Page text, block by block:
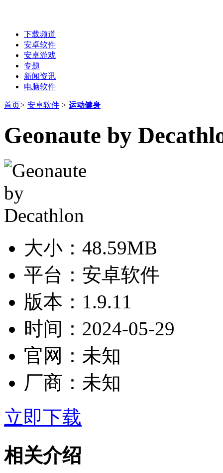
下载频道
安卓软件
安卓游戏
专题
新闻资讯
电脑软件
首页> 安卓软件 > 运动健身
Geonaute by
大小： 48.59MB
平台： 安卓软件
版本： 1.9.11
时间： 2024-05-29
官网： 未知
厂商： 未知
立即下载
相关介绍